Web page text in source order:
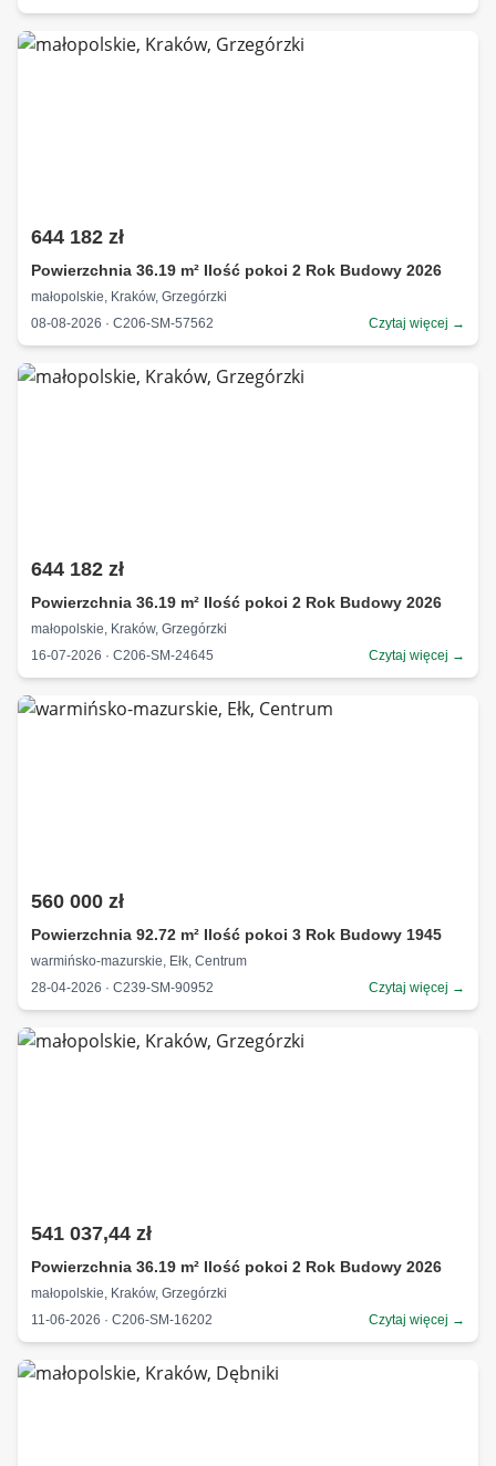
644 182 zł
Powierzchnia 36.19 m² Ilość pokoi 2 Rok Budowy 2026
małopolskie, Kraków, Grzegórzki
08-08-2026 · C206-SM-57562
Czytaj więcej →
644 182 zł
Powierzchnia 36.19 m² Ilość pokoi 2 Rok Budowy 2026
małopolskie, Kraków, Grzegórzki
16-07-2026 · C206-SM-24645
Czytaj więcej →
560 000 zł
Powierzchnia 92.72 m² Ilość pokoi 3 Rok Budowy 1945
warmińsko-mazurskie, Ełk, Centrum
28-04-2026 · C239-SM-90952
Czytaj więcej →
541 037,44 zł
Powierzchnia 36.19 m² Ilość pokoi 2 Rok Budowy 2026
małopolskie, Kraków, Grzegórzki
11-06-2026 · C206-SM-16202
Czytaj więcej →